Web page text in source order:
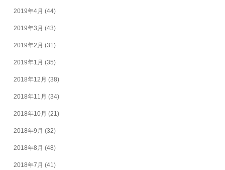
2019年4月 (44)
2019年3月 (43)
2019年2月 (31)
2019年1月 (35)
2018年12月 (38)
2018年11月 (34)
2018年10月 (21)
2018年9月 (32)
2018年8月 (48)
2018年7月 (41)